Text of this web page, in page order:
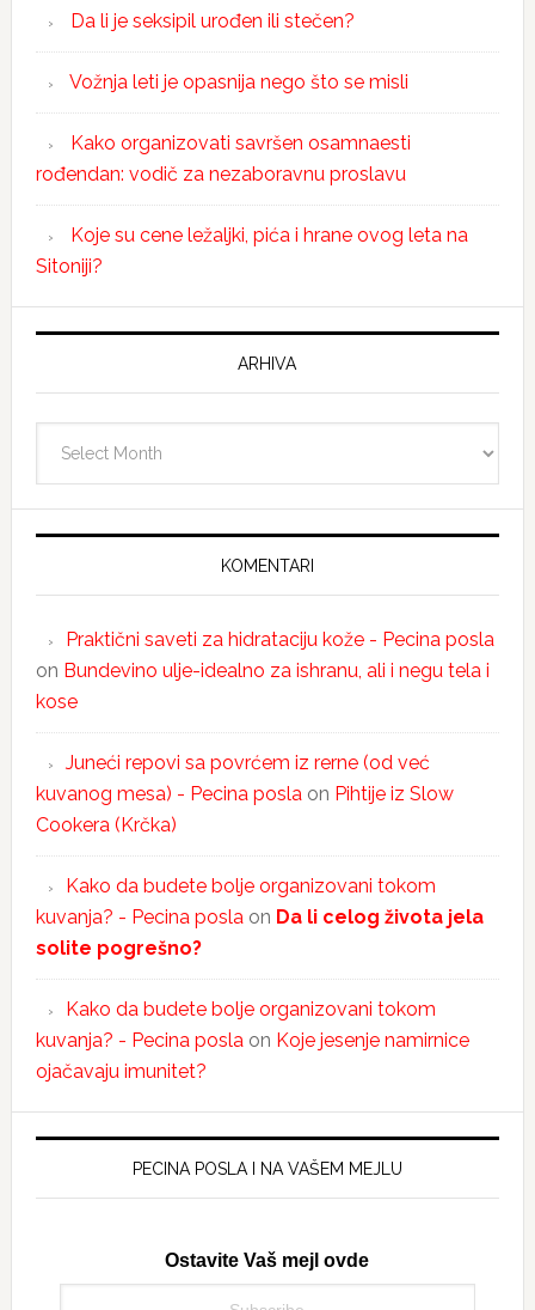
Da li je seksipil urođen ili stečen?
Vožnja leti je opasnija nego što se misli
Kako organizovati savršen osamnaesti
rođendan: vodič za nezaboravnu proslavu
Koje su cene ležaljki, pića i hrane ovog leta na
Sitoniji?
ARHIVA
KOMENTARI
Praktični saveti za hidrataciju kože - Pecina posla
on Bundevino ulje-idealno za ishranu, ali i negu tela i
kose
Juneći repovi sa povrćem iz rerne (od već
kuvanog mesa) - Pecina poslaon Pihtije iz Slow
Cookera (Krčka)
Kako da budete bolje organizovani tokom
kuvanja? - Pecina poslaon Da li celog života jela
solite pogrešno?
Kako da budete bolje organizovani tokom
kuvanja? - Pecina poslaon Koje jesenje namirnice
ojačavaju imunitet?
PECINA POSLA I NA VAŠEM MEJLU
Ostavite Vaš mejl ovde